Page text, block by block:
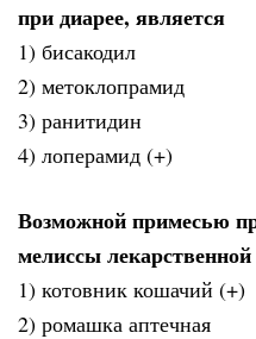
при диарее, является
1) бисакодил
2) метоклопрамид
3) ранитидин
4) лоперамид (+)
Возможной примесью
мелиссы
1) котовник кошачий (+)
2) ромашка аптечная